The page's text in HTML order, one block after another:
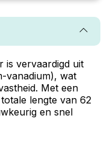
is vervaardigd uit
vanadium), wat
Met een
lengte van 62
en snel